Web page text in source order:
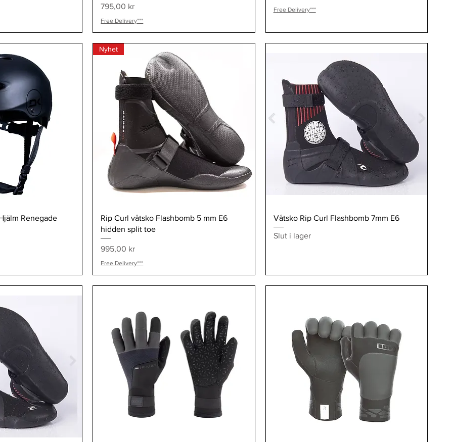
Pris
795,00 kr
Free Delivery***
Free Delivery***
Renegade Snabbvisning
Nyhet
Rip Curl våtsko Flashbomb 5 mm E6
hidden split toe
Pris
995,00 kr
Free Delivery***
Snabbvisning
Våtsko Rip Curl Flashbomb 7mm E6
Slut i lager